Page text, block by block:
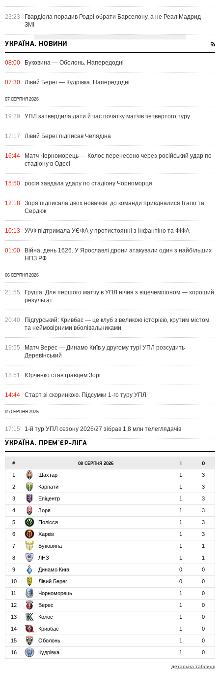
23:23
Гвардіола порадив Родрі обрати Барселону, а не Реал Мадрид —
ЗМІ
УКРАЇНА. НОВИНИ
08:00 Буковина — Оболонь. Напередодні
07:30 Лівий Берег — Кудрівка. Напередодні
07 СЕРПНЯ 2026
19:29 УПЛ затвердила дати й час початку матчів четвертого туру
17:17 Лівий Берег підписав Челядіна
16:44
Матч Чорноморець — Колос перенесено через російський удар по
стадіону в Одесі
15:50 росія завдала удару по стадіону Чорноморця
12:18
Зоря підписала двох новачків: до команди приєдналися Італо та
Сердюк
10:13 УАФ підтримала УЄФА у протистоянні з Інфантіно та ФІФА
01:00
Війна, день 1626. У Ярославлі дрони атакували один з найбільших
НПЗ РФ
06 СЕРПНЯ 2026
21:55
Груша: Для першого матчу в УПЛ нічия з віцечемпіоном — хороший
результат
20:40
Підгурський: Кривбас — це клуб з великою історією, крутим містом
та неймовірними вболівальниками
19:55
Матч Верес — Динамо Київ у другому турі УПЛ розсудить
Деревінський
18:51 Юрченко став гравцем Зорі
14:44 Старт зі скоринкою. Підсумки 1-го туру УПЛ
05 СЕРПНЯ 2026
17:15 1-й тур УПЛ сезону 2026/27 зібрав 1,8 млн телеглядачів
УКРАЇНА. ПРЕМ'ЄР-ЛІГА
# 08 СЕРПНЯ 2026 І О
1 Шахтар 1
3
2
Карпати 1
3
3
Епіцентр 1
3
4
Зоря 1
3
5
Полісся 1
3
6
Харків 1
3
7
Буковина 1
1
8
ЛНЗ 1
1
9
Динамо Київ 0
0
10
Лівий Берег 0
0
11
Чорноморець 1
0
12
Верес 1
0
13
Колос 1
0
14
Кривбас 1
0
15
Оболонь 1
0
16
Кудрівка 1 0
детальна таблиця